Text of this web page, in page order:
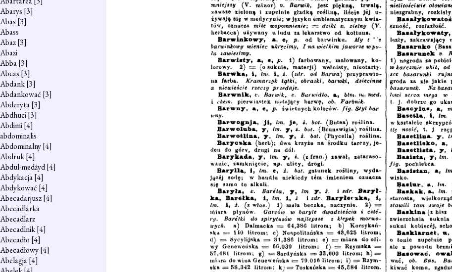
Abarys [3]
Abas [3]
Abass
Abaz[3]
Abazi
Abba[3]
Abcas [3]
Abdank[3]
Abdankować [3]
Abderyta[3]
Abdhuci[3]
Abdimi[4]
abdominalis
Abdominalny[4]
Abdruk[4]
Abdul-medżyd[4]
Abdykacja[4]
Abdykować [4]
Abecadarjusz[4]
Abecadlarka
Abecadlarz
Abecadlnik[4]
Abecadło [4]
Abecadłowy[4]
Abelagja[4]